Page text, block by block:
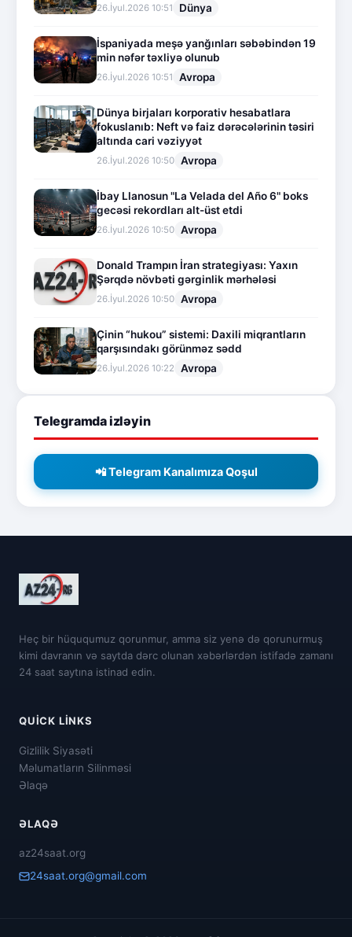
26.İyul.2026 10:51 Dünya
İspaniyada meşə yanğınları səbəbindən 19
min nəfər təxliyə olunub
26.İyul.2026 10:51 Avropa
Dünya birjaları korporativ hesabatlara
fokuslanıb: Neft və faiz dərəcələrinin təsiri
altında cari vəziyyət
26.İyul.2026 10:50 Avropa
İbay Llanosun "La Velada del Año 6" boks
gecəsi rekordları alt-üst etdi
26.İyul.2026 10:50 Avropa
Donald Trampın İran strategiyası: Yaxın
Şərqdə növbəti gərginlik mərhələsi
26.İyul.2026 10:50 Avropa
Çinin “hukou” sistemi: Daxili miqrantların
qarşısındakı görünməz sədd
26.İyul.2026 10:22 Avropa
Telegramda izləyin
📲 Telegram Kanalımıza Qoşul
Heç bir hüququmuz qorunmur, amma siz yenə də qorunurmuş
kimi davranın və saytda dərc olunan xəbərlərdən istifadə zamanı
24 saat saytına istinad edin.
QUICK LINKS
Gizlilik Siyasəti
Məlumatların Silinməsi
Əlaqə
ƏLAQƏ
az24saat.org
24saat.org@gmail.com